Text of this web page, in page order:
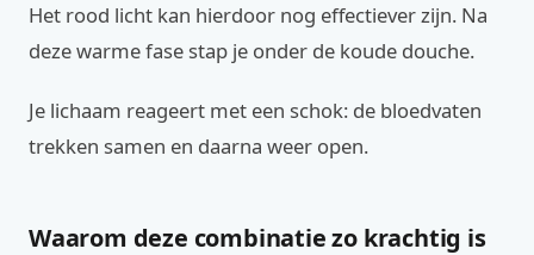
Het rood licht kan hierdoor nog effectiever zijn. Na
deze warme fase stap je onder de koude douche.
Je lichaam reageert met een schok: de bloedvaten
trekken samen en daarna weer open.
Waarom deze combinatie zo krachtig is